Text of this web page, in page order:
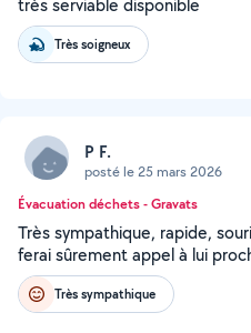
très serviable disponible
Très soigneux
P F.
posté le 25 mars 2026
Évacuation déchets - Gravats
Très sympathique, rapide,
ferai sûrement appel à lui
Très sympathique